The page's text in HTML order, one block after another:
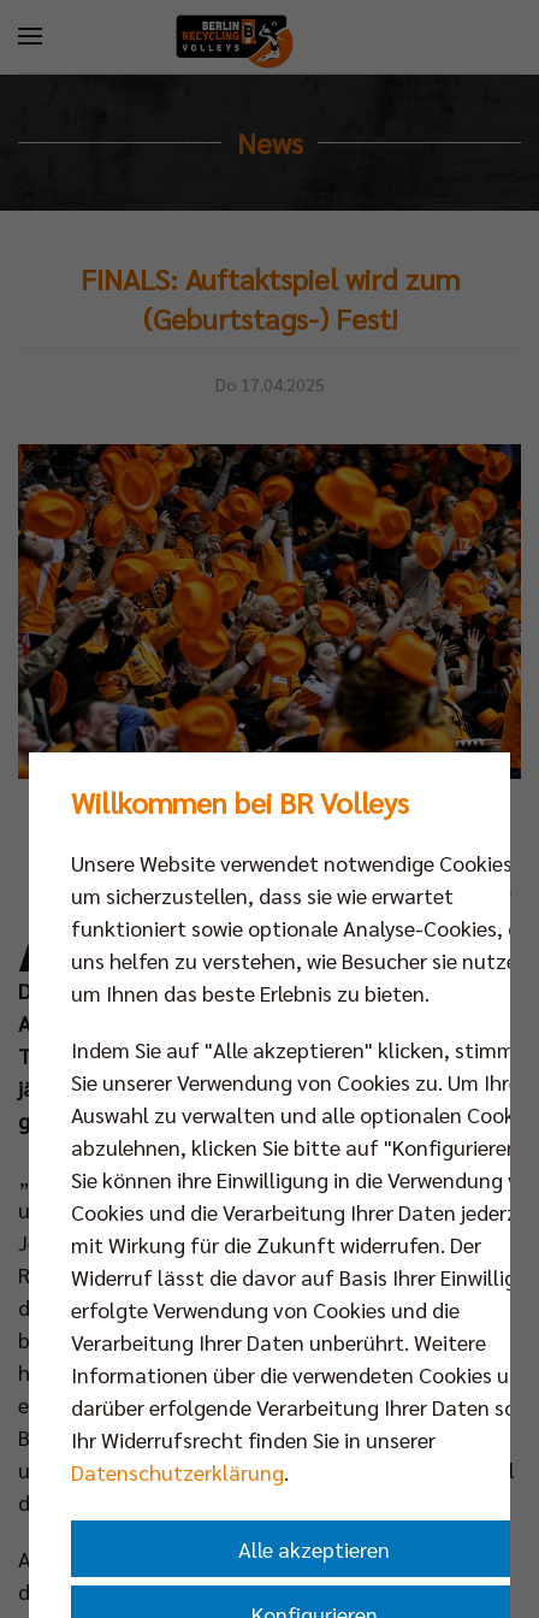
News
FINALS: Auftaktspiel wird zum
(Geburtstags-) Fest!
Do 17.04.2025
Fotos: Maximilian Franz, Sebastian Wells
A m nächsten Sonntag (27. Apr um 16.00 Uhr)
starten die BR Volleys in das erste Heimspiel
der diesjährigen Playoff-Finalserie um die
Deutsche Meisterschaft. Für die Fans verspricht das
Auftaktmatch nicht nur ein Volleyballfest, sondern
Titelsponsor Berlin Recycling feiert auch sein 25-
jähriges Firmenjubiläum im Volleyballtempel mit der
gesamten BR Volleys Familie.
„Genau genommen sind die 25 Jahre seit Gründung
unseres Unternehmens erst im Juli voll,“ erläutert
Jessica Kaiser, Marketing Managerin der Berlin
Recycling GmbH. „Da dieser Termin aber außerhalb
der Volleyball-Saison liegt und wir gerne die
besondere Playoff-Stimmung mitnehmen wollten,
haben wir uns entschlossen, das Fest mit den Fans
ein bisschen vorzuziehen. Die Partnerschaft mit den
BR Volleys hat für uns einen besonderen Stellenwert,
unsere Zusammenarbeit ist ein wichtiger Bestandteil
der bisherigen Firmengeschichte.“
Aus der traditionellen Präsentation des ersten Finals
durch Berlin Recycling wird nun also eine
Willkommen bei BR Volleys
Unsere Website verwendet notwendige Cookies,
um sicherzustellen, dass sie wie erwartet
funktioniert sowie optionale Analyse-Cookies, die
uns helfen zu verstehen, wie Besucher sie nutzen,
um Ihnen das beste Erlebnis zu bieten.
Indem Sie auf "Alle akzeptieren" klicken, stimmen
Sie unserer Verwendung von Cookies zu. Um Ihre
Auswahl zu verwalten und alle optionalen Cookies
abzulehnen, klicken Sie bitte auf "Konfigurieren".
Sie können ihre Einwilligung in die Verwendung
Cookies und die Verarbeitung Ihrer Daten
mit Wirkung für die Zukunft widerrufen. Der
Widerruf lässt die davor auf Basis Ihrer
erfolgte Verwendung von Cookies und die
Verarbeitung Ihrer Daten unberührt. Weitere
Informationen über die verwendeten Cookies und
darüber erfolgende Verarbeitung Ihrer Daten
Ihr Widerrufsrecht finden Sie in unserer
Datenschutzerklärung.
Alle akzeptieren